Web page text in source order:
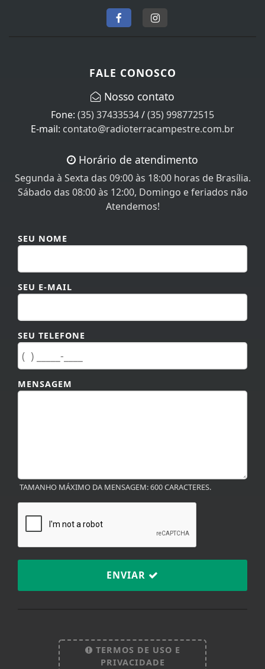
FALE CONOSCO
Nosso contato
Fone: (35) 37433534/(35) 998772515
E-mail: contato@radioterracampestre.com.br
Horário de atendimento
Segunda à Sexta das 09:00 às 18:00 horas de Brasília.
Sábado das 08:00 às 12:00, Domingo e feriados não
Atendemos!
SEU NOME
SEU E-MAIL
SEU TELEFONE
MENSAGEM
TAMANHO MÁXIMO DA MENSAGEM: 600 CARACTERES.
ENVIAR
TERMOS DE USO E
PRIVACIDADE
entendemos que você concorda com nossos Termos
de Uso e Privacidade.